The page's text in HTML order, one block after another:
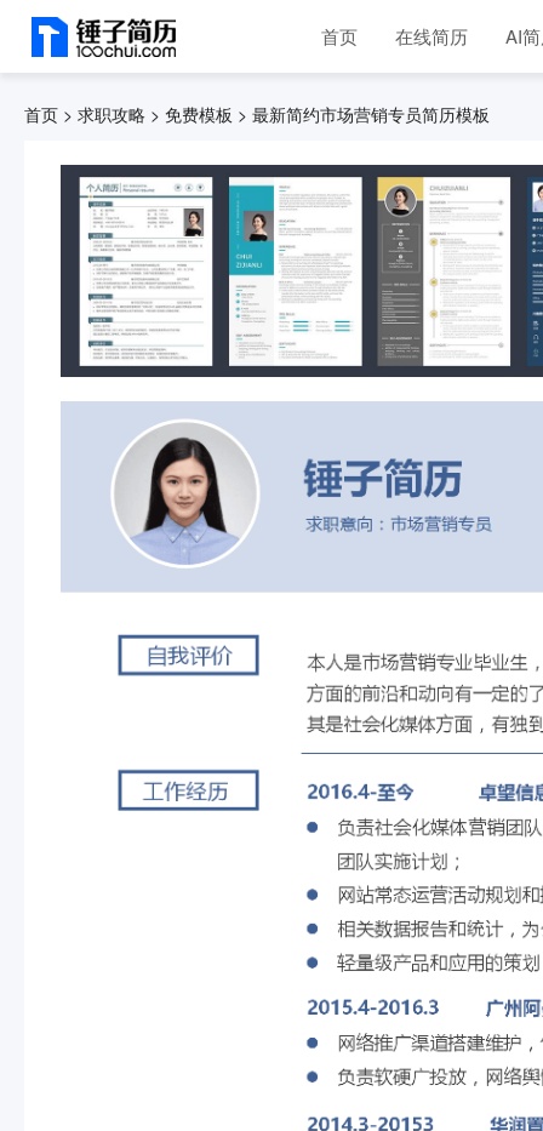
首页 在线简历 AI
首页 > 求职攻略 > 免费模板 > 最新简约市场营销专员简历模板